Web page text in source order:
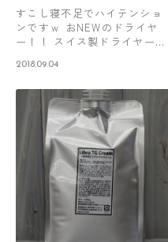
すこし寝不足でハイテンショ
ンですｗ おNEWのドライヤ
ー！！ スイス製ドライヤーの
2018.09.04